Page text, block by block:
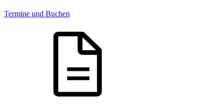
Termine und Buchen